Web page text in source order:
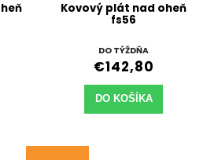
Kovový plát nad oheň
fs56
DO TÝŽDŇA
€142,80
DO KOŠÍKA